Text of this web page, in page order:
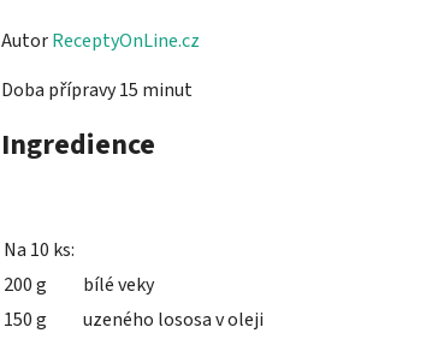
AutorReceptyOnLine.cz
Doba přípravy 15 minut
Ingredience
Na 10 ks:
200 g
bílé veky
150 g
uzeného lososa v oleji